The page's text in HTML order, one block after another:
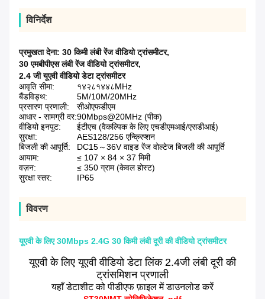
विनिर्देश
प्रमुखता देना: 30 किमी लंबी रेंज वीडियो ट्रांसमीटर,
30 एमबीपीएस लंबी रेंज वीडियो ट्रांसमीटर,
2.4 जी यूएवी वीडियो डेटा ट्रांसमीटर
आवृति सीमा:
१४२८१४४८MHz
बैंडविड्थ:
5M/10M/20MHz
प्रसारण प्रणाली:
सीओएफडीएम
आधार - सामग्री दर:90Mbps@20MHz (पीक)
वीडियो इनपुट:
ईटीएच (वैकल्पिक के लिए एचडीएमआई/एसडीआई)
सुरक्षा:
AES128/256 एन्क्रिप्शन
बिजली की आपूर्ति:
DC15～36V वाइड रेंज वोल्टेज बिजली की आपूर्ति
आयाम:
≤ 107 × 84 × 37 मिमी
वज़न:
≤ 350 ग्राम (केवल होस्ट)
सुरक्षा स्तर:
IP65
विवरण
यूएवी के लिए 30Mbps 2.4G 30 किमी लंबी दूरी की वीडियो ट्रांसमीटर
यूएवी के लिए यूएवी वीडियो डेटा लिंक 2.4जी लंबी दूरी की
ट्रांसमिशन प्रणाली
यहाँ डेटाशीट को पीडीएफ फ़ाइल में डाउनलोड करें